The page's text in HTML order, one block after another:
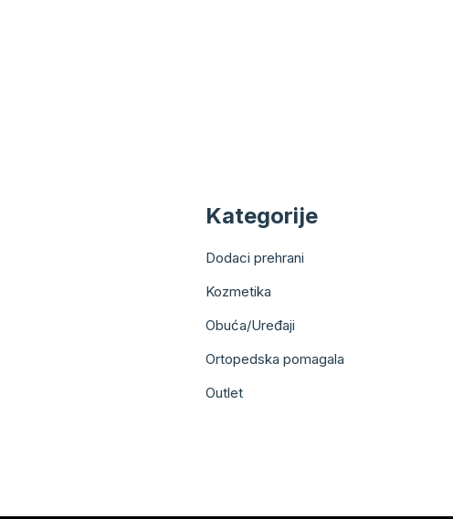
Kategorije
Dodaci prehrani
Kozmetika
Obuća/Uređaji
Ortopedska pomagala
Outlet